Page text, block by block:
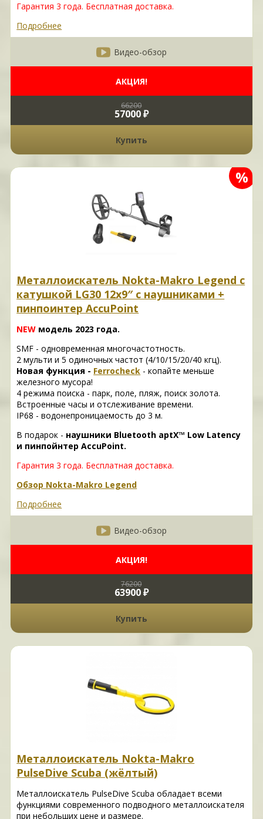
Гарантия 3 года. Бесплатная доставка.
Подробнее
Видео-обзор
АКЦИЯ!
66200
57000 ₽
Купить
%
Металлоискатель Nokta-Makro Legend с
катушкой LG30 12x9″ с наушниками +
пинпоинтер AccuPoint
NEW модель 2023 года.
SMF - одновременная многочастотность.
2 мульти и 5 одиночных частот (4/10/15/20/40 кгц).
Новая функция - Ferrocheck - копайте меньше
железного мусора!
4 режима поиска - парк, поле, пляж, поиск золота.
Встроенные часы и отслеживание времени.
IP68 - водонепроницаемость до 3 м.
В подарок - наушники Bluetooth aptX™ Low Latency
и пинпойнтер AccuPoint.
Гарантия 3 года. Бесплатная доставка.
Обзор Nokta-Makro Legend
Подробнее
Видео-обзор
АКЦИЯ!
76200
63900 ₽
Купить
Металлоискатель Nokta-Makro
PulseDive Scuba (жёлтый)
Металлоискатель PulseDive Scuba обладает всеми
функциями современного подводного металлоискателя
при небольших цене и размере.